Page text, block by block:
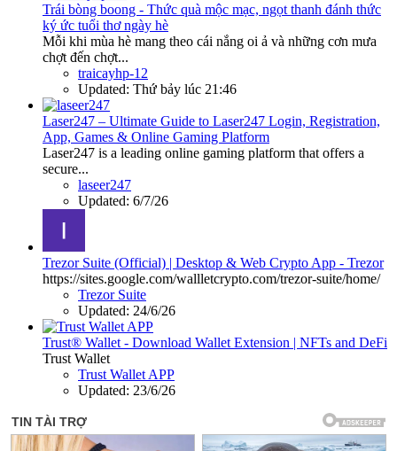
Trái bòng boong - Thức quà mộc mạc, ngọt thanh đánh thức
ký ức tuổi thơ ngày hè
Mỗi khi mùa hè mang theo cái nắng oi ả và những cơn mưa
chợt đến chợt...
traicayhp-12
Updated: Thứ bảy lúc 21:46
Laser247 – Ultimate Guide to Laser247 Login, Registration,
App, Games & Online Gaming Platform
Laser247 is a leading online gaming platform that offers a
secure...
laseer247
Updated: 6/7/26
Trezor Suite (Official) | Desktop & Web Crypto App - Trezor
https://sites.google.com/wallletcrypto.com/trezor-suite/home/
Trezor Suite
Updated: 24/6/26
Trust® Wallet - Download Wallet Extension | NFTs and DeFi
Trust Wallet
Trust Wallet APP
Updated: 23/6/26